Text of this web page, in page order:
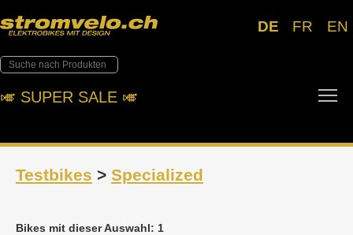
DE FR EN
🎺︎ SUPER SALE 🎺︎
Testbikes > Specialized
Bikes mit dieser Auswahl: 1